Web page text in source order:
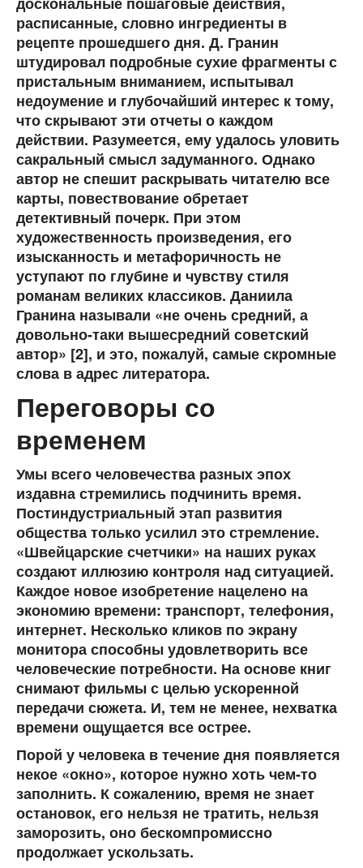
расписанные, словно ингредиенты в
рецепте прошедшего дня. Д. Гранин
штудировал подробные сухие фрагменты с
пристальным вниманием, испытывал
недоумение и глубочайший интерес к тому,
что скрывают эти отчеты о каждом
действии. Разумеется, ему удалось уловить
сакральный смысл задуманного. Однако
автор не спешит раскрывать читателю все
карты, повествование обретает
детективный почерк. При этом
художественность произведения, его
изысканность и метафоричность не
уступают по глубине и чувству стиля
романам великих классиков. Даниила
Гранина называли «не очень средний, а
довольно-таки вышесредний советский
автор» [2], и это, пожалуй, самые скромные
слова в адрес литератора.
Переговоры со
временем
Умы всего человечества разных эпох
издавна стремились подчинить время.
Постиндустриальный этап развития
общества только усилил это стремление.
«Швейцарские счетчики» на наших руках
создают иллюзию контроля над ситуацией.
Каждое новое изобретение нацелено на
экономию времени: транспорт, телефония,
интернет. Несколько кликов по экрану
монитора способны удовлетворить все
человеческие потребности. На основе книг
снимают фильмы с целью ускоренной
передачи сюжета. И, тем не менее, нехватка
времени ощущается все острее.
Порой у человека в течение дня появляется
некое «окно», которое нужно хоть чем-то
заполнить. К сожалению, время не знает
остановок, его нельзя не тратить, нельзя
заморозить, оно бескомпромиссно
продолжает ускользать.